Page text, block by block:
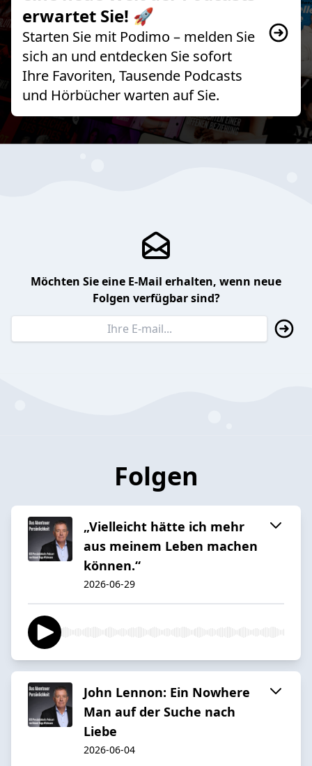
erwartet Sie! 🚀
Starten Sie mit Podimo – melden Sie
sich an und entdecken Sie sofort
Ihre Favoriten, Tausende Podcasts
und Hörbücher warten auf Sie.
Möchten Sie eine E-Mail erhalten, wenn neue
Folgen verfügbar sind?
Folgen
„Vielleicht hätte ich mehr
aus meinem Leben machen
können.“
2026-06-29
John Lennon: Ein Nowhere
Man auf der Suche nach
Liebe
2026-06-04